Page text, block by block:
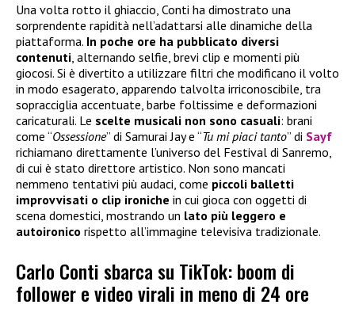
Una volta rotto il ghiaccio, Conti ha dimostrato una
sorprendente rapidità nell’adattarsi alle dinamiche della
piattaforma. In poche ore ha pubblicato diversi
contenuti , alternando selfie, brevi clip e momenti più
giocosi. Si è divertito a utilizzare filtri che modificano il volto
in modo esagerato, apparendo talvolta irriconoscibile, tra
sopracciglia accentuate, barbe foltissime e deformazioni
caricaturali. Le scelte musicali non sono casuali: brani
come “Ossessione” di Samurai Jay e “Tu mi piaci tanto” di Sayf
richiamano direttamente l’universo del Festival di Sanremo,
di cui è stato direttore artistico. Non sono mancati
nemmeno tentativi più audaci, come piccoli balletti
improvvisati o clip ironiche in cui gioca con oggetti di
scena domestici, mostrando un lato più leggero e
autoironico rispetto all’immagine televisiva tradizionale.
Carlo Conti sbarca su TikTok: boom di
follower e video virali in meno di 24 ore